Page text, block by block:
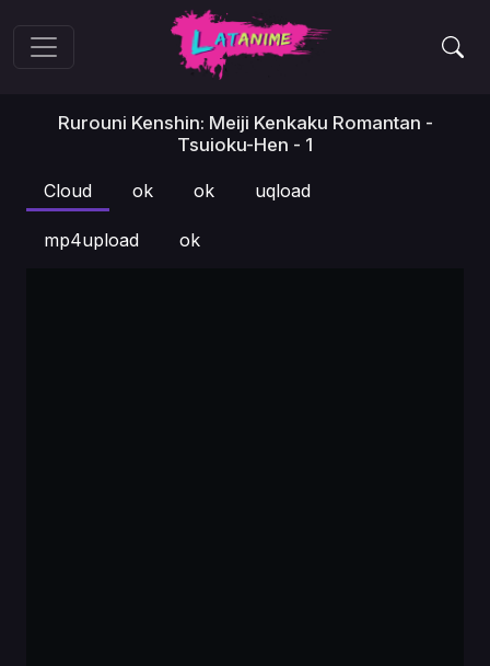
Rurouni Kenshin: Meiji Kenkaku Romantan -
Tsuioku-Hen - 1
Cloud ok ok uqload
mp4upload ok